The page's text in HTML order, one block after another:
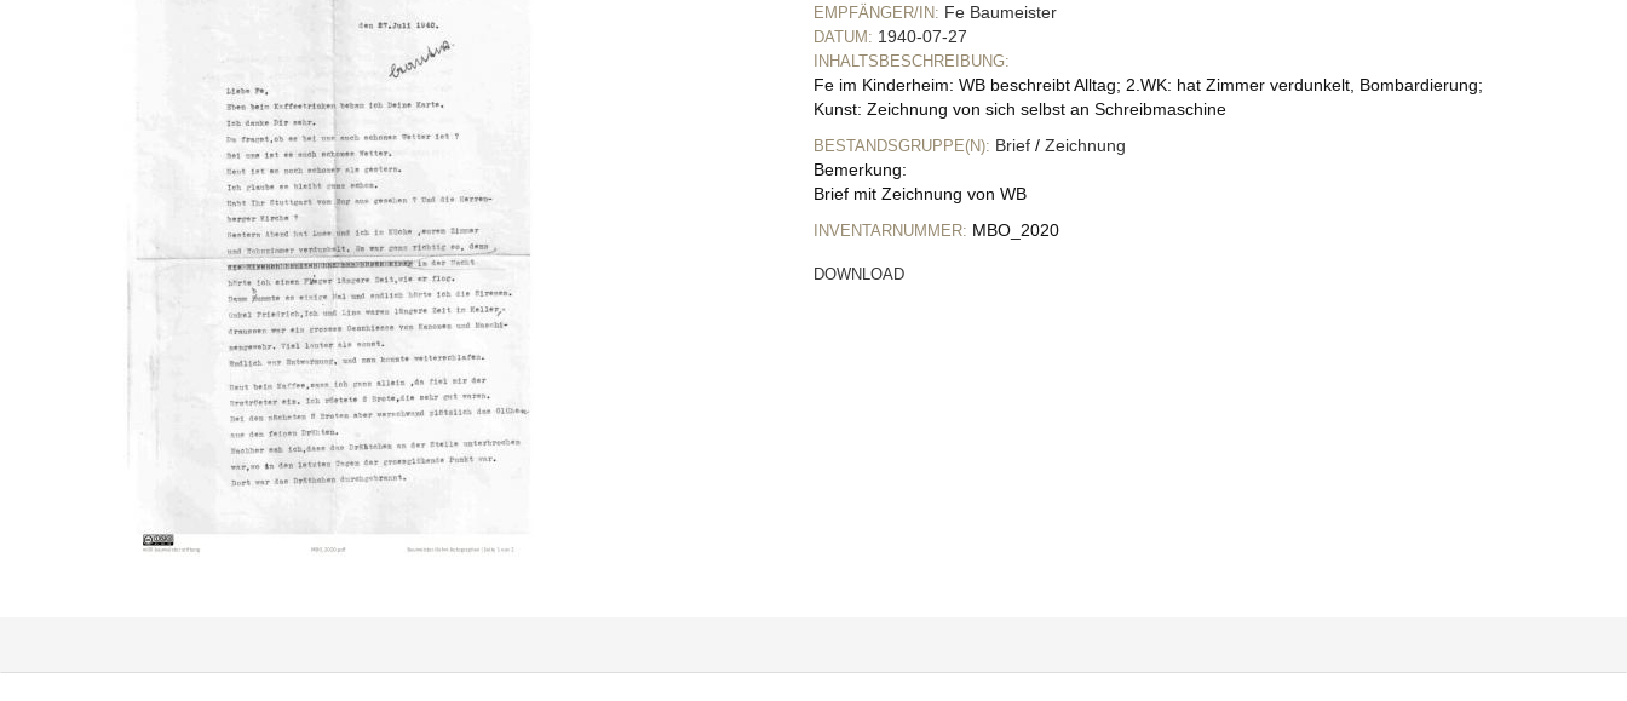
EMPFÄNGER/IN: Fe Baumeister
DATUM: 1940-07-27
INHALTSBESCHREIBUNG:
Fe im Kinderheim: WB beschreibt Alltag; 2.WK: hat Zimmer verdunkelt, Bombardierung;
Kunst: Zeichnung von sich selbst an Schreibmaschine
BESTANDSGRUPPE(N): Brief / Zeichnung
Bemerkung:
Brief mit Zeichnung von WB
INVENTARNUMMER: MBO_2020
DOWNLOAD